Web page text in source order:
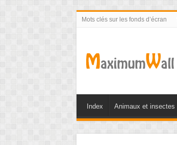
Mots clés sur les fonds d’écran
Index Animaux et insectes